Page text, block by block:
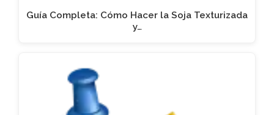
Guía Completa: Cómo Hacer la Soja Texturizada
y…